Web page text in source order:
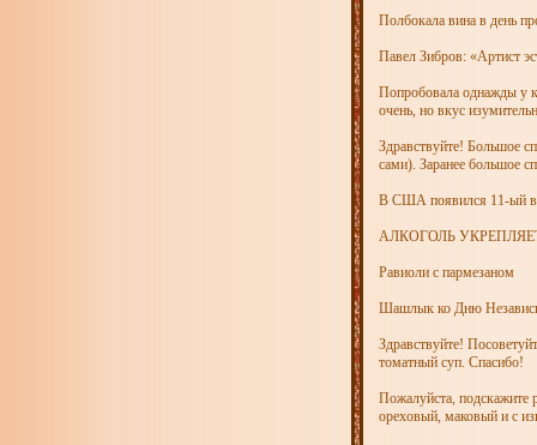
Полбокала вина в день
Павел Зибров: «Артист
Попробовала однажды у
очень, но вкус
Здравствуйте! Большое
сами). Заранее большое
В США появился 11-ый
АЛКОГОЛЬ
Равиоли с пармезаном
Шашлык ко Дню
Здравствуйте!
томатный суп. Спасибо!
Пожалуйста, подскажите
ореховый, маковый и с